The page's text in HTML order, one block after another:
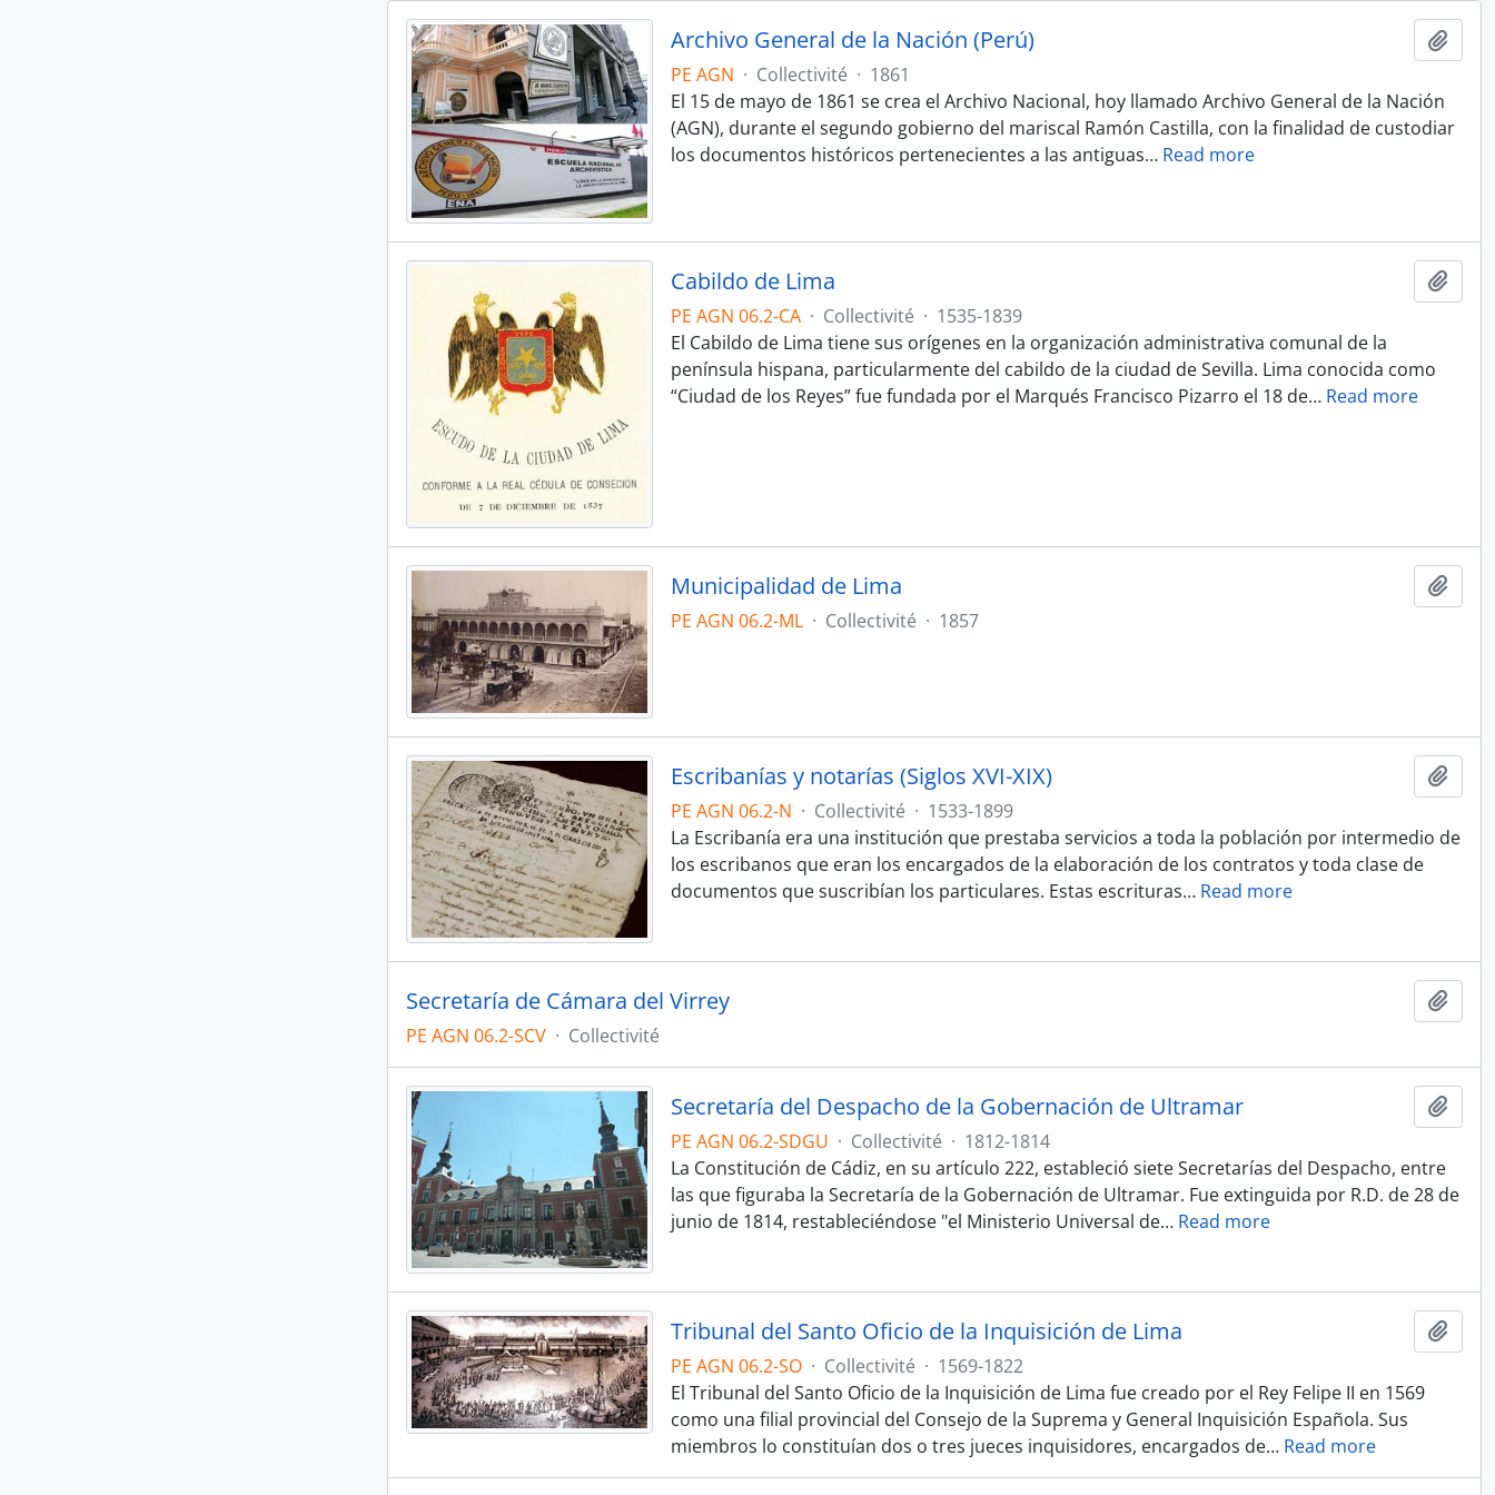
Archivo General de la Nación (Perú)
PE AGN · Collectivité · 1861
El 15 de mayo de 1861 se crea el Archivo Nacional, hoy llamado Archivo General de la Nación
(AGN), durante el segundo gobierno del mariscal Ramón Castilla, con la finalidad de custodiar
los documentos históricos pertenecientes a las antiguas… Read more
Cabildo de Lima
PE AGN 06.2-CA · Collectivité · 1535-1839
El Cabildo de Lima tiene sus orígenes en la organización administrativa comunal de la
península hispana, particularmente del cabildo de la ciudad de Sevilla. Lima conocida como
“Ciudad de los Reyes” fue fundada por el Marqués Francisco Pizarro el 18 de… Read more
Municipalidad de Lima
PE AGN 06.2-ML · Collectivité · 1857
Escribanías y notarías (Siglos XVI-XIX)
PE AGN 06.2-N · Collectivité · 1533-1899
La Escribanía era una institución que prestaba servicios a toda la población por intermedio de
los escribanos que eran los encargados de la elaboración de los contratos y toda clase de
documentos que suscribían los particulares. Estas escrituras… Read more
Secretaría de Cámara del Virrey
PE AGN 06.2-SCV · Collectivité
Secretaría del Despacho de la Gobernación de Ultramar
PE AGN 06.2-SDGU · Collectivité · 1812-1814
La Constitución de Cádiz, en su artículo 222, estableció siete Secretarías del Despacho, entre
las que figuraba la Secretaría de la Gobernación de Ultramar. Fue extinguida por R.D. de 28 de
junio de 1814, restableciéndose "el Ministerio Universal de… Read more
Tribunal del Santo Oficio de la Inquisición de Lima
PE AGN 06.2-SO · Collectivité · 1569-1822
El Tribunal del Santo Oficio de la Inquisición de Lima fue creado por el Rey Felipe II en 1569
como una filial provincial del Consejo de la Suprema y General Inquisición Española. Sus
miembros lo constituían dos o tres jueces inquisidores, encargados de… Read more